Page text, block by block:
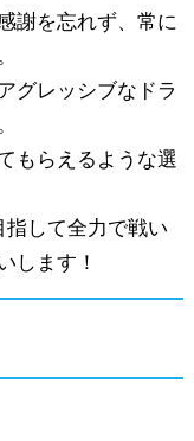
謝を忘れず、常に
グレッシブなドラ
もらえるような選
して全力で戦い
します！